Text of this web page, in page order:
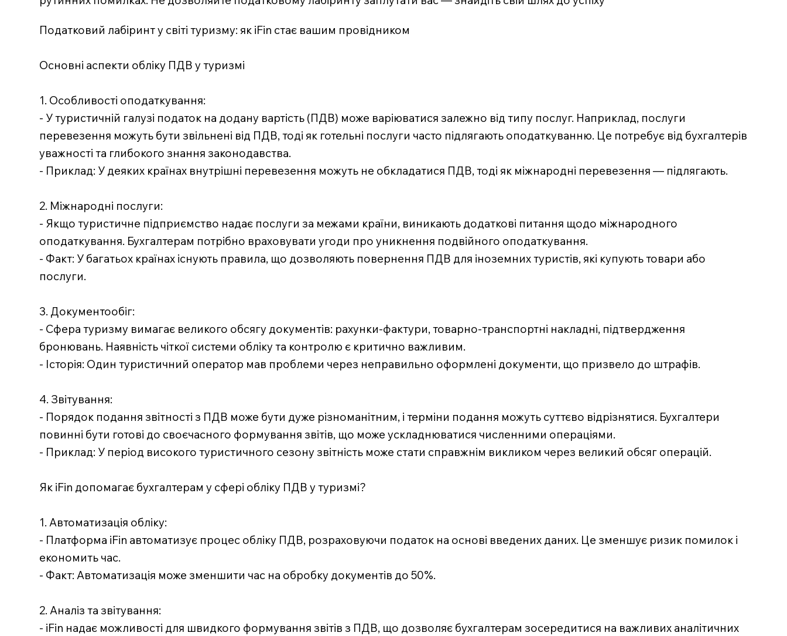
Податковий лабіринт у світі туризму: як iFin стає вашим провідником
Основні аспекти обліку ПДВ у туризмі
1. Особливості оподаткування:
- У туристичній галузі податок на додану вартість (ПДВ) може варіюватися залежно від типу послуг. Наприклад, послуги
перевезення можуть бути звільнені від ПДВ, тоді як готельні послуги часто підлягають оподаткуванню. Це потребує від бухгалтерів
уважності та глибокого знання законодавства.
- Приклад: У деяких країнах внутрішні перевезення можуть не обкладатися ПДВ, тоді як міжнародні перевезення — підлягають.
2. Міжнародні послуги:
- Якщо туристичне підприємство надає послуги за межами країни, виникають додаткові питання щодо міжнародного
оподаткування. Бухгалтерам потрібно враховувати угоди про уникнення подвійного оподаткування.
- Факт: У багатьох країнах існують правила, що дозволяють повернення ПДВ для іноземних туристів, які купують товари або
послуги.
3. Документообіг:
- Сфера туризму вимагає великого обсягу документів: рахунки-фактури, товарно-транспортні накладні, підтвердження
бронювань. Наявність чіткої системи обліку та контролю є критично важливим.
- Історія: Один туристичний оператор мав проблеми через неправильно оформлені документи, що призвело до штрафів.
4. Звітування:
- Порядок подання звітності з ПДВ може бути дуже різноманітним, і терміни подання можуть суттєво відрізнятися. Бухгалтери
повинні бути готові до своєчасного формування звітів, що може ускладнюватися численними операціями.
- Приклад: У період високого туристичного сезону звітність може стати справжнім викликом через великий обсяг операцій.
Як iFin допомагає бухгалтерам у сфері обліку ПДВ у туризмі?
1. Автоматизація обліку:
- Платформа iFin автоматизує процес обліку ПДВ, розраховуючи податок на основі введених даних. Це зменшує ризик помилок і
економить час.
- Факт: Автоматизація може зменшити час на обробку документів до 50%.
2. Аналіз та звітування:
- iFin надає можливості для швидкого формування звітів з ПДВ, що дозволяє бухгалтерам зосередитися на важливих аналітичних